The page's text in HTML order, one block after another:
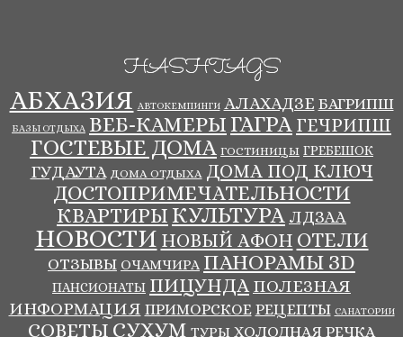
HASHTAGS
АБХАЗИЯ АВТОКЕМПИНГИ АЛАХАДЗЕ БАГРИПШ
БАЗЫ ОТДЫХА ВЕБ-КАМЕРЫ ГАГРА ГЕЧРИПШ
ГОСТЕВЫЕ ДОМА ГОСТИНИЦЫ ГРЕБЕШОК
ГУДАУТА ДОМА ОТДЫХА ДОМА ПОД КЛЮЧ
ДОСТОПРИМЕЧАТЕЛЬНОСТИ
КВАРТИРЫ КУЛЬТУРА ЛДЗАА
НОВОСТИ НОВЫЙ АФОН ОТЕЛИ
ОТЗЫВЫ ОЧАМЧИРА ПАНОРАМЫ ЗD
ПАНСИОНАТЫ ПИЦУНДА ПОЛЕЗНАЯ
ИНФОРМАЦИЯ ПРИМОРСКОЕ РЕЦЕПТЫ САНАТОРИИ
СОВЕТЫ СУХУМ ТУРЫ ХОЛОДНАЯ РЕЧКА